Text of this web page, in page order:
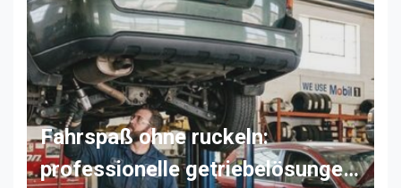
Fahrspaß ohne ruckeln:
professionelle getriebelösungen